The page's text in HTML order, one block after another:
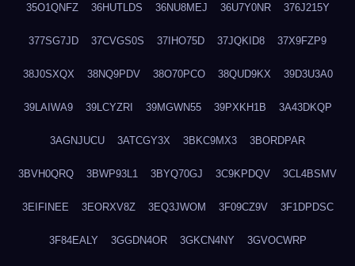
35O1QNFZ 36HUTLDS 36NU8MEJ 36U7Y0NR 376J215Y
377SG7JD 37CVGS0S 37IHO75D 37JQKID8 37X9FZP9
38J0SXQX 38NQ9PDV 38O70PCO 38QUD9KX 39D3U3A0
39LAIWA9 39LCYZRI 39MGWN55 39PXKH1B 3A43DKQP
3AGNJUCU 3ATCGY3X 3BKC9MX3 3BORDPAR
3BVH0QRQ 3BWP93L1 3BYQ70GJ 3C9KPDQV 3CL4BSMV
3EIFINEE 3EORXV8Z 3EQ3JWOM 3F09CZ9V 3F1DPDSC
3F84EALY 3GGDN4OR 3GKCN4NY 3GVOCWRP